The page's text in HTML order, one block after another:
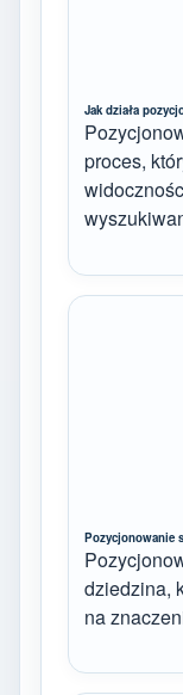
Jak działa
proces,
Pozycjonowanie
dziedzina,
na